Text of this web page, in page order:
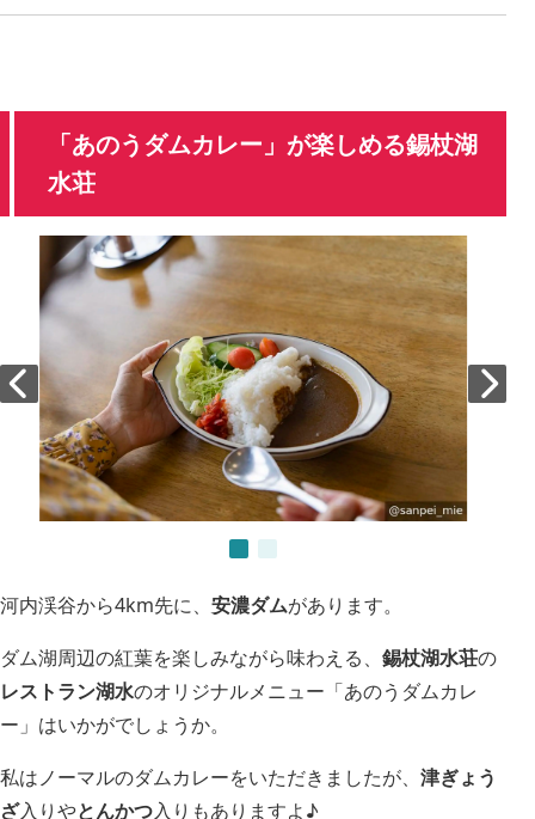
「あのうダムカレー」が楽しめる錫杖湖
水荘
河内渓谷から4km先に、 安濃ダムがあります。
ダム湖周辺の紅葉を楽しみながら味わえる、 錫杖湖水荘の
レストラン湖水のオリジナルメニュー「あのうダムカレ
ー」はいかがでしょうか。
私はノーマルのダムカレーをいただきましたが、 津ぎょう
ざ入りやとんかつ入りもありますよ♪